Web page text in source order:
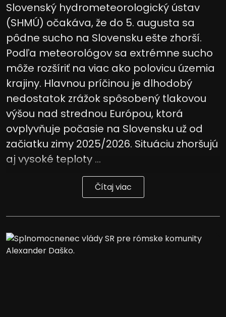
Slovenský hydrometeorologický ústav
(SHMÚ) očakáva, že do 5. augusta sa
pôdne sucho na Slovensku ešte zhorší.
Podľa meteorológov sa extrémne sucho
môže rozšíriť na viac ako polovicu územia
krajiny. Hlavnou príčinou je dlhodobý
nedostatok zrážok spôsobený tlakovou
výšou nad strednou Európou, ktorá
ovplyvňuje počasie na Slovensku už od
začiatku zimy 2025/2026. Situáciu zhoršujú
aj vysoké teploty ...
Čítaj viac
Funkčné
Reklama